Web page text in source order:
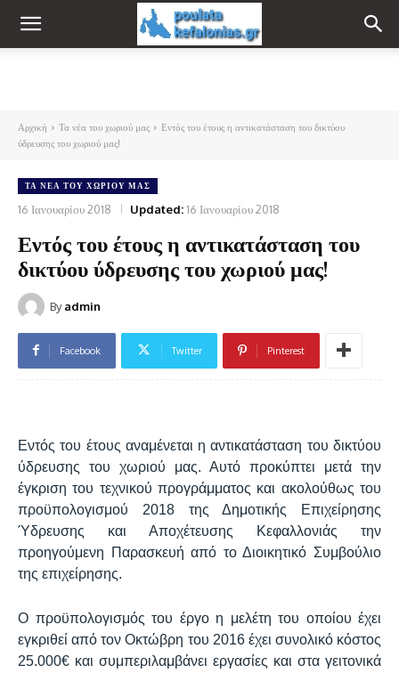
Αρχική Τα νέα του χωριού μας
Εντός του έτους η αντικατάσταση του δικτύου
ύδρευσης του χωριού μας!
ΤΑ ΝΈΑ ΤΟΥ ΧΩΡΙΟΎ ΜΑΣ
16 Ιανουαρίου 2018 Updated:16 Ιανουαρίου 2018
Εντός του έτους η αντικατάσταση του
δικτύου ύδρευσης του χωριού μας!
By admin
Facebook Twitter Pinterest
Εντός του έτους αναμένεται η αντικατάσταση του δικτύου
ύδρευσης του χωριού μας. Αυτό προκύπτει μετά την
έγκριση του τεχνικού προγράμματος και ακολούθως του
προϋπολογισμού 2018 της Δημοτικής Επιχείρησης
Ύδρευσης και Αποχέτευσης Κεφαλλονιάς την
προηγούμενη Παρασκευή από το Διοικητικό Συμβούλιο
της επιχείρησης.
Ο προϋπολογισμός του έργο η μελέτη του οποίου έχει
εγκριθεί από τον Οκτώβρη του 2016 έχει συνολικό κόστος
25.000€ και συμπεριλαμβάνει εργασίες και στα γειτονικά